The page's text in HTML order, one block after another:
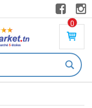
0
PR
DU
IT(
S)